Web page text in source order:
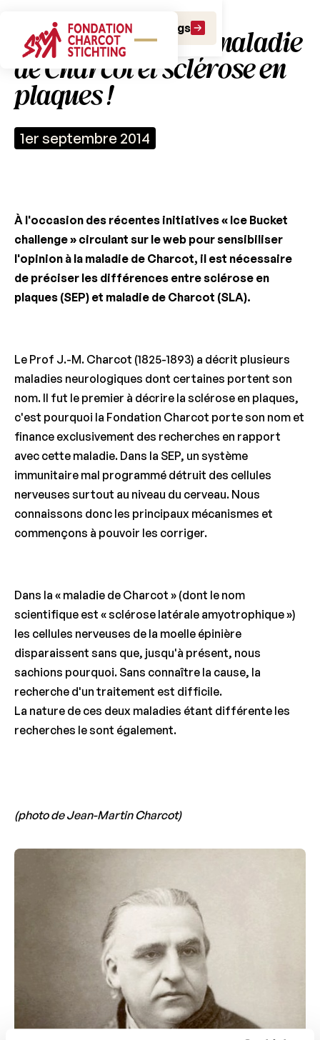
Faire un don Faire un legs
Ne pas confondre maladie
de Charcot et sclérose en
plaques !
1er septembre 2014
À l'occasion des récentes initiatives « Ice Bucket
challenge » circulant sur le web pour sensibiliser
l'opinion à la maladie de Charcot, il est nécessaire
de préciser les différences entre sclérose en
plaques (SEP) et maladie de Charcot (SLA).
Le Prof J.-M. Charcot (1825-1893) a décrit plusieurs
maladies neurologiques dont certaines portent son
nom. Il fut le premier à décrire la sclérose en plaques,
c'est pourquoi la Fondation Charcot porte son nom et
finance exclusivement des recherches en rapport
avec cette maladie. Dans la SEP, un système
immunitaire mal programmé détruit des cellules
nerveuses surtout au niveau du cerveau. Nous
connaissons donc les principaux mécanismes et
commençons à pouvoir les corriger.
Dans la « maladie de Charcot » (dont le nom
scientifique est « sclérose latérale amyotrophique »)
les cellules nerveuses de la moelle épinière
disparaissent sans que, jusqu'à présent, nous
sachions pourquoi. Sans connaître la cause, la
recherche d'un traitement est difficile.
La nature de ces deux maladies étant différente les
recherches le sont également.
(photo de Jean-Martin Charcot)